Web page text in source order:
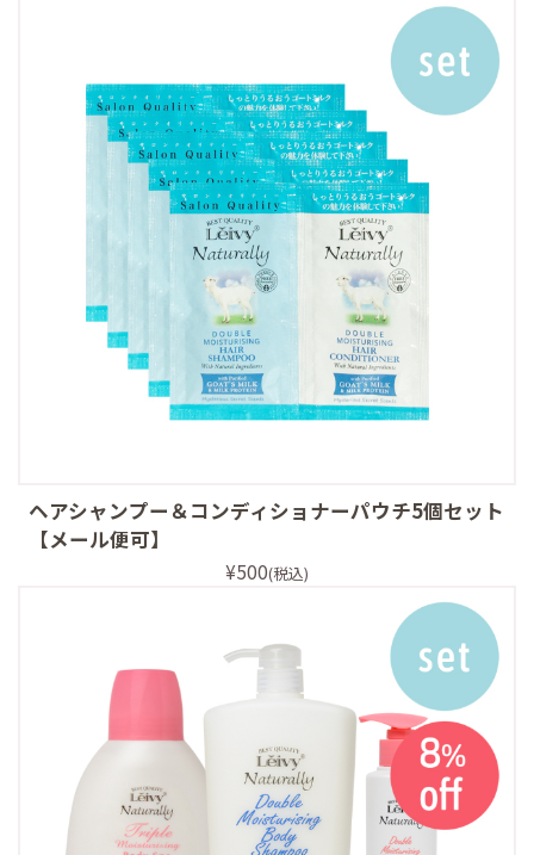
ヘアシャンプー＆コンディショナーパウチ5個セット
【メール便可】
¥500(税込)